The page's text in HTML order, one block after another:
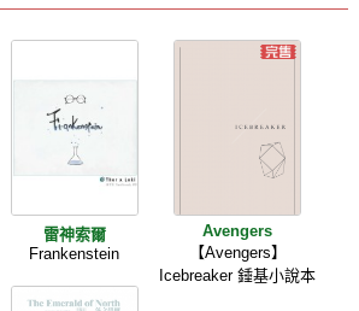
雷神索爾
Frankenstein
Avengers
【Avengers】
Icebreaker 錘基小說本